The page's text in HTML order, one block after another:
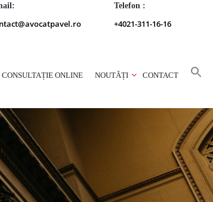
Telefon :
+4021-311-16-16
CONSULTAȚIE ONLINE NOUTĂȚI CONTACT